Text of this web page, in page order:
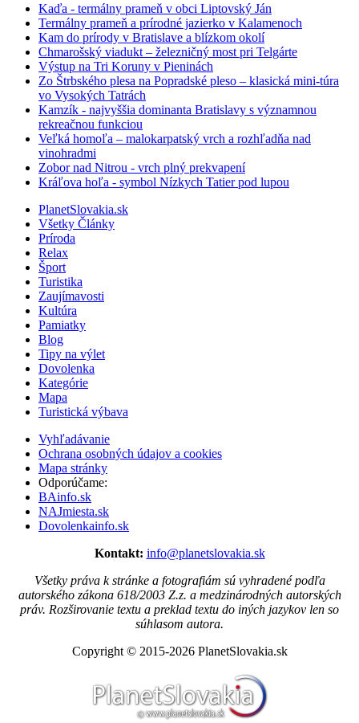
Kaďa - termálny prameň v obci Liptovský Ján
Termálny prameň a prírodné jazierko v Kalamenoch
Kam do prírody v Bratislave a blízkom okolí
Chmarošský viadukt – železničný most pri Telgárte
Výstup na Tri Koruny v Pieninách
Zo Štrbského plesa na Popradské pleso – klasická mini-túra
vo Vysokých Tatrách
Kamzík - najvyššia dominanta Bratislavy s významnou
rekreačnou funkciou
Veľká homoľa – malokarpatský vrch a rozhľadňa nad
vinohradmi
Zobor nad Nitrou - vrch plný prekvapení
Kráľova hoľa - symbol Nízkych Tatier pod lupou
PlanetSlovakia.sk
Všetky Články
Príroda
Relax
Šport
Turistika
Zaujímavosti
Kultúra
Pamiatky
Blog
Tipy na výlet
Dovolenka
Kategórie
Mapa
Turistická výbava
Vyhľadávanie
Ochrana osobných údajov a cookies
Mapa stránky
Odporúčame:
BAinfo.sk
NAJmiesta.sk
Dovolenkainfo.sk
Kontakt: info@planetslovakia.sk
Všetky práva k stránke a fotografiám sú vyhradené podľa
autorského zákona 618/2003 Z.z. a medzinárodných autorských
práv. Rozširovanie textu a preklad textu do iných jazykov len so
súhlasom autora.
Copyright © 2015-2026 PlanetSlovakia.sk